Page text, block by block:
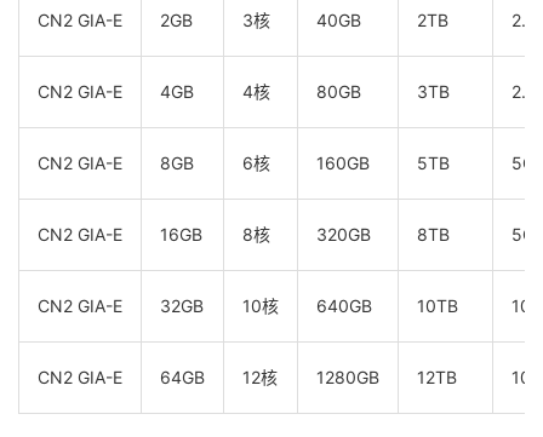
CN2 GIA-E 2GB 3核 40GB 2TB
CN2 GIA-E 4GB 4核 80GB 3TB
CN2 GIA-E 8GB 6核 160GB 5TB
CN2 GIA-E 16GB 8核 320GB 8TB
CN2 GIA-E 32GB 10核 640GB 10TB
CN2 GIA-E 64GB 12核 1280GB 12TB